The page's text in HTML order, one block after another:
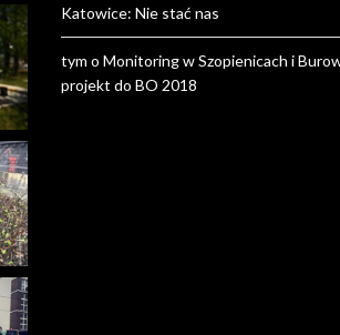
Katowice: Nie stać nas
tym oMonitoring w Szopienicach i
projekt do BO 2018